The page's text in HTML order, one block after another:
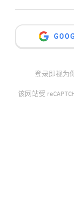
登录即视为
该网站受